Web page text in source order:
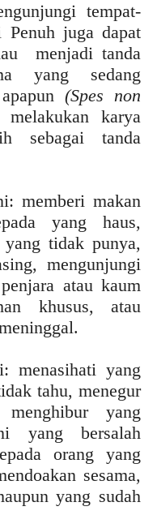
tempat-
Penuh juga dapat
menjadi tanda
yang sedang
(Spes non
karya
sebagai tanda
memberi makan
yang haus,
tidak punya,
mengunjungi
atau kaum
khusus, atau
menasihati yang
tahu, menegur
yang
yang bersalah
orang yang
sesama,
yang sudah